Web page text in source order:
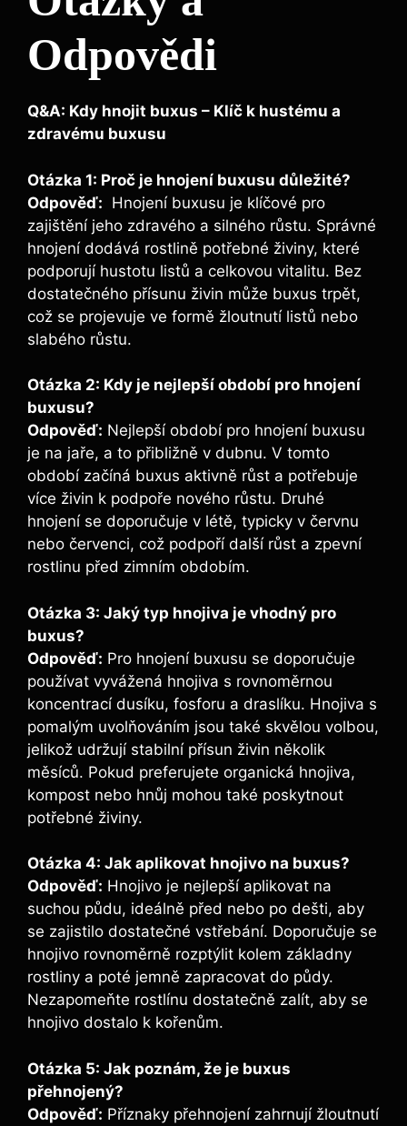
Odpovědi
Q&A:⁤ Kdy ​hnojit buxus – Klíč k hustému a
zdravému buxusu
Otázka 1: Proč je hnojení‌ buxusu důležité?
Odpověď: ⁣ Hnojení buxusu je klíčové⁣ pro
zajištění jeho ⁣zdravého a silného růstu. Správné
hnojení ​dodává rostlině potřebné živiny,‍ které
podporují hustotu listů a celkovou vitalitu. Bez
‍dostatečného přísunu živin může ⁤buxus trpět,
což se​ projevuje‍ ve​ formě‌ žloutnutí listů nebo
slabého růstu.
Otázka 2: Kdy je nejlepší období‌ pro hnojení
buxusu?
Odpověď: Nejlepší období⁤ pro hnojení ‍buxusu
je na jaře, a to ‌přibližně v ⁤dubnu. V tomto‌
období začíná buxus aktivně růst ​a potřebuje
více živin k podpoře nového růstu. Druhé
hnojení se doporučuje v létě, typicky v červnu
nebo červenci, ‌což podpoří⁢ další růst a zpevní
rostlinu před ​zimním obdobím.
Otázka 3: Jaký typ hnojiva je vhodný pro
buxus?
Odpověď: Pro hnojení buxusu​ se doporučuje
používat vyvážená hnojiva s rovnoměrnou
koncentrací dusíku, fosforu a draslíku. Hnojiva​ s
pomalým uvolňováním jsou také ⁣skvělou volbou,
jelikož udržují stabilní přísun živin ‌několik
měsíců. Pokud preferujete organická hnojiva,⁤
kompost nebo ⁤hnůj mohou ‌také poskytnout
potřebné živiny.
Otázka‍ 4: Jak aplikovat hnojivo na ​buxus?
Odpověď: Hnojivo je nejlepší aplikovat na
suchou ⁣půdu, ideálně před nebo po dešti, aby
se ⁢zajistilo dostatečné⁣ vstřebání. Doporučuje se
‌hnojivo rovnoměrně ‍rozptýlit‌ kolem základny
rostliny a poté jemně zapracovat do půdy.
Nezapomeňte rostlínu dostatečně zalít,‍ aby se
hnojivo dostalo k kořenům.
Otázka ‍5: Jak poznám, že je‌ buxus
přehnojený?
Odpověď: Příznaky přehnojení ‌zahrnují žloutnutí